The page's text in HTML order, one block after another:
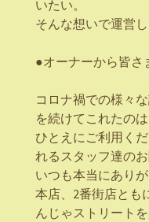
いたい。
そんな想いで運営し
●オーナーから皆さ
コロナ禍での様々
を続けてこれたのは
ひとえにご利用く
れるスタッフ達のお
いつも本当にあり
本店、2番街店とも
んじゃストリート